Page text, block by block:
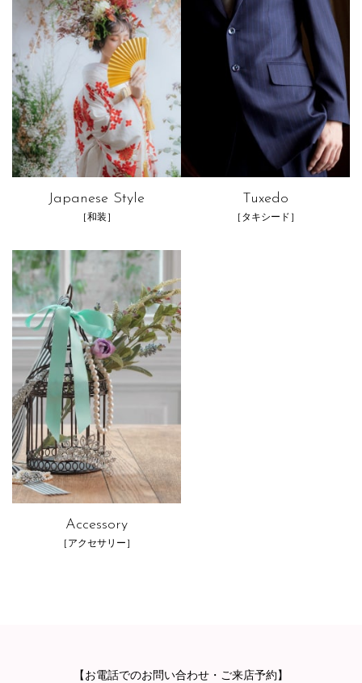
Japanese Style
［和装］
Tuxedo
［タキシード］
Accessory
［アクセサリー］
【お電話でのお問い合わせ・ご来店予約】